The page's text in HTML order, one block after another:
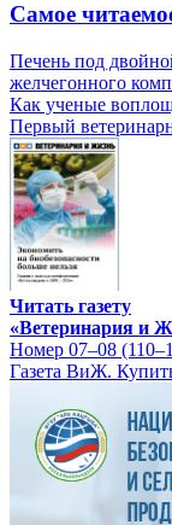
Самое
Печень под
желчегонного
Как ученые
Первый
Читать газету
«Ветеринария и
Номер 07–08
Газета ВиЖ.